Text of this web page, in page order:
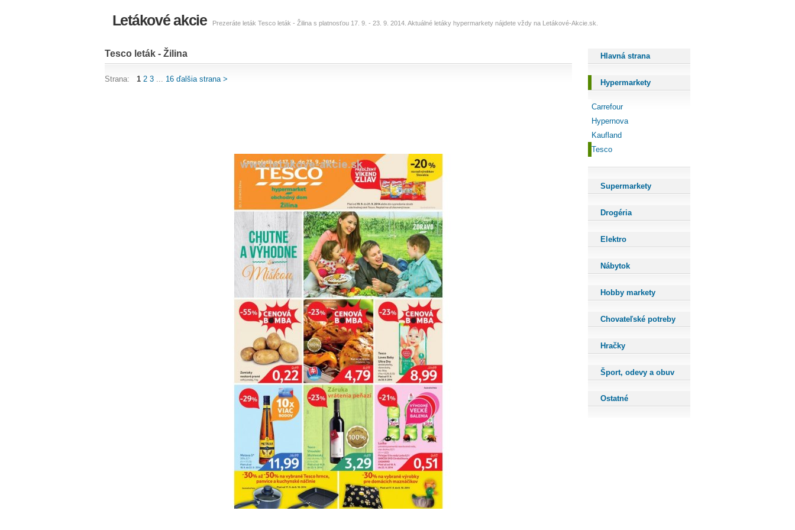
Letákové akcie Prezeráte leták Tesco leták - Žilina s platnosťou 17. 9. - 23. 9. 2014. Aktuálné letáky hypermarkety nájdete vždy na Letákové-Akcie.sk.
Tesco leták - Žilina
Strana: 1 2 3 16 ďalšia strana >
Hlavná strana
Hypermarkety
Carrefour
Hypernova
Kaufland
Tesco
Supermarkety
Drogéria
Elektro
Nábytok
Hobby markety
Chovateľské potreby
Hračky
Šport, odevy a obuv
Ostatné